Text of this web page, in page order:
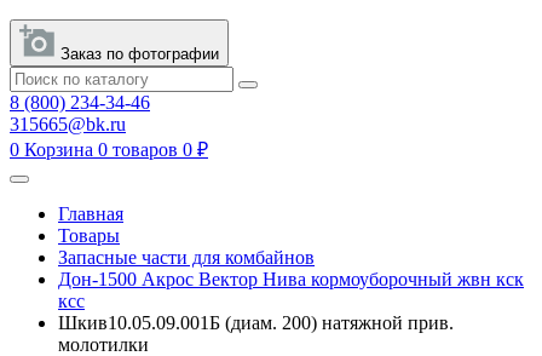
Заказ по фотографии
8 (800) 234-34-46
315665@bk.ru
0 Корзина 0 товаров 0 ₽
Главная
Товары
Запасные части для комбайнов
Дон-1500 Акрос Вектор Нива кормоуборочный жвн кск
ксс
Шкив10.05.09.001Б (диам. 200) натяжной прив.
молотилки